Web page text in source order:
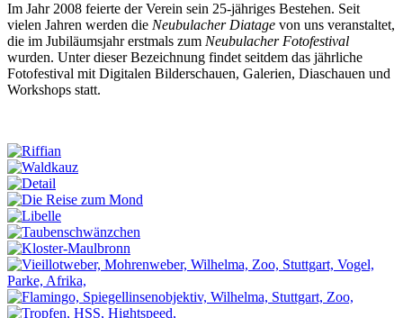
Im Jahr 2008 feierte der Verein sein 25-jähriges Bestehen. Seit
vielen Jahren werden die Neubulacher Diatage von uns veranstaltet,
die im Jubiläumsjahr erstmals zum Neubulacher Fotofestival
wurden. Unter dieser Bezeichnung findet seitdem das jährliche
Fotofestival mit Digitalen Bilderschauen, Galerien, Diaschauen und
Workshops statt.